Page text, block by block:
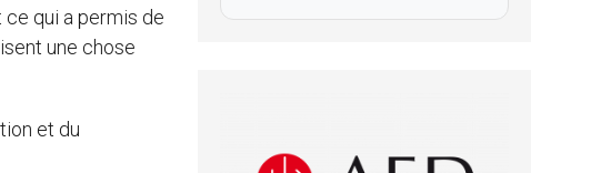
qui a permis de
une chose
et du